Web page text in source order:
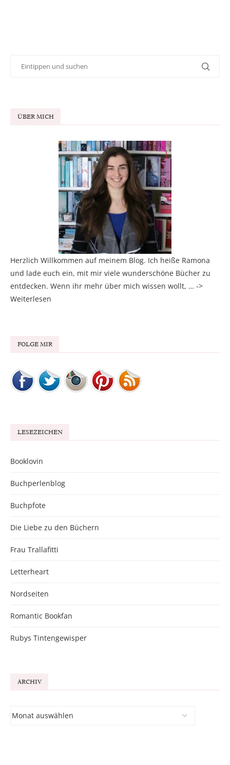
ÜBER MICH
Herzlich Willkommen auf meinem Blog. Ich heiße Ramona
und lade euch ein, mit mir viele wunderschöne Bücher zu
entdecken. Wenn ihr mehr über mich wissen wollt, … ->
Weiterlesen
FOLGE MIR
LESEZEICHEN
Booklovin
Buchperlenblog
Buchpfote
Die Liebe zu den Büchern
Frau Trallafitti
Letterheart
Nordseiten
Romantic Bookfan
Rubys Tintengewisper
ARCHIV